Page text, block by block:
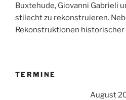
Buxtehude, Giovanni Gabrieli
stilecht zu rekonstruieren.
Rekonstruktionen historischer
TERMINE
August